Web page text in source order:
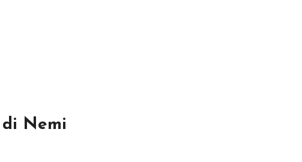
di Nemi